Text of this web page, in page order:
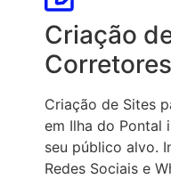
Criação
Criação de Sites
em Ilha do Pontal
seu público alvo.
Redes Sociais e